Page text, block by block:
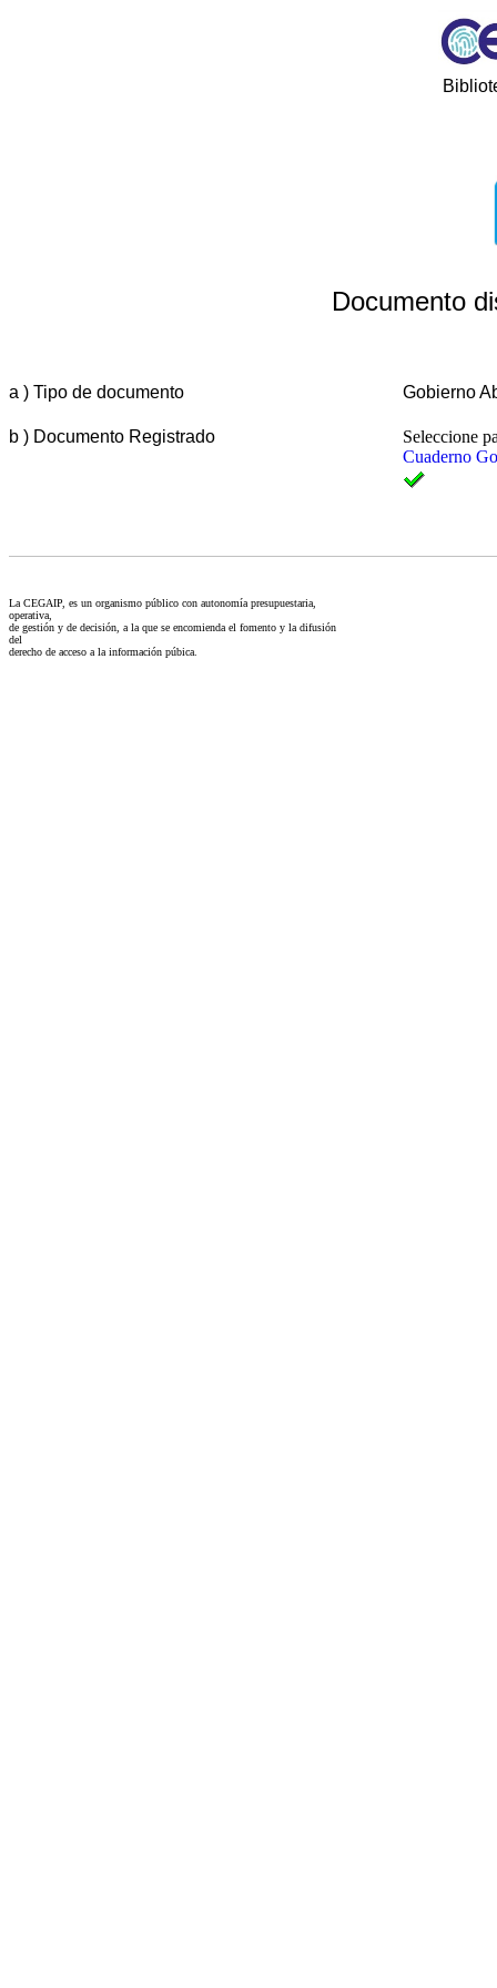
Documento
a ) Tipo de documento Gobierno
b ) Documento Registrado
Seleccione
Cuaderno
La CEGAIP, es un organismo público con autonomía presupuestaria,
operativa,
de gestión y de decisión, a la que se encomienda el fomento y la difusión
del
derecho de acceso a la información púbica.